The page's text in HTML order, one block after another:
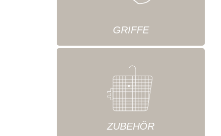
GRIFFE
ZUBEHÖR